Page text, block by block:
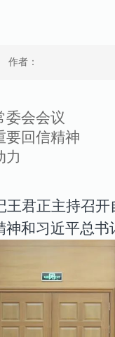
作者：
委会会议
要回信精神
力
王君正主持召
和习近平总